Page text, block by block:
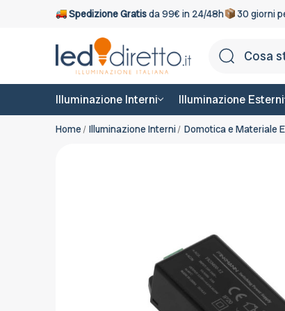
Spedizione Gratisda 99€ in 24/48h 30 giorni
Illuminazione Interni Illuminazione Esterni
Home Illuminazione Interni Domotica e Materiale